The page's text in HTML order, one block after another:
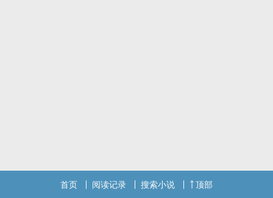
首页 阅读记录 搜索小说 顶部